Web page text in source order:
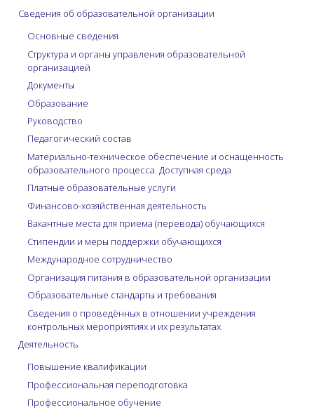
Сведения об образовательной организации
Основные сведения
Структура и органы управления образовательной
организацией
Документы
Образование
Руководство
Педагогический состав
Материально-техническое обеспечение и оснащенность
образовательного процесса. Доступная среда
Платные образовательные услуги
Финансово-хозяйственная деятельность
Вакантные места для приема (перевода) обучающихся
Стипендии и меры поддержки обучающихся
Международное сотрудничество
Организация питания в образовательной организации
Образовательные стандарты и требования
Сведения о проведённых в отношении учреждения
контрольных мероприятиях и их результатах
Деятельность
Повышение квалификации
Профессиональная переподготовка
Профессиональное обучение